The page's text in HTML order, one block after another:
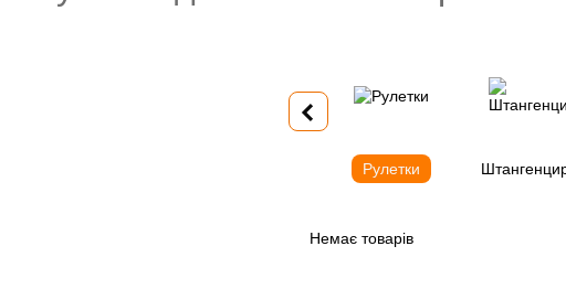
Рулетки
Немає товарів